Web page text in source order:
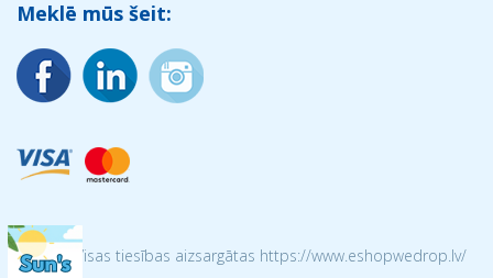
Meklē mūs šeit:
© 2026 Visas tiesības aizsargātas https://www.eshopwedrop.lv/